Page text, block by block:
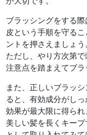
ブラッシングをする
皮という手順を守る
ントを押さえましょう。
ただし、やり方次第で
注意点を踏まえてブラ
また、正しいブラッ
ると、有効成分がし
効果が最大限に得られ
美しい髪を長くキー